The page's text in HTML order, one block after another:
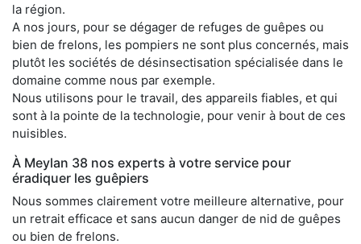
la région.
A nos jours, pour se dégager de refuges de guêpes ou
bien de frelons, les pompiers ne sont plus concernés, mais
plutôt les sociétés de désinsectisation spécialisée dans le
domaine comme nous par exemple.
Nous utilisons pour le travail, des appareils fiables, et qui
sont à la pointe de la technologie, pour venir à bout de ces
nuisibles.
À Meylan 38 nos experts à votre service pour
éradiquer les guêpiers
Nous sommes clairement votre meilleure alternative, pour
un retrait efficace et sans aucun danger de nid de guêpes
ou bien de frelons.